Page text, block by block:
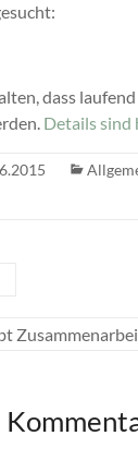
dass
Details sind